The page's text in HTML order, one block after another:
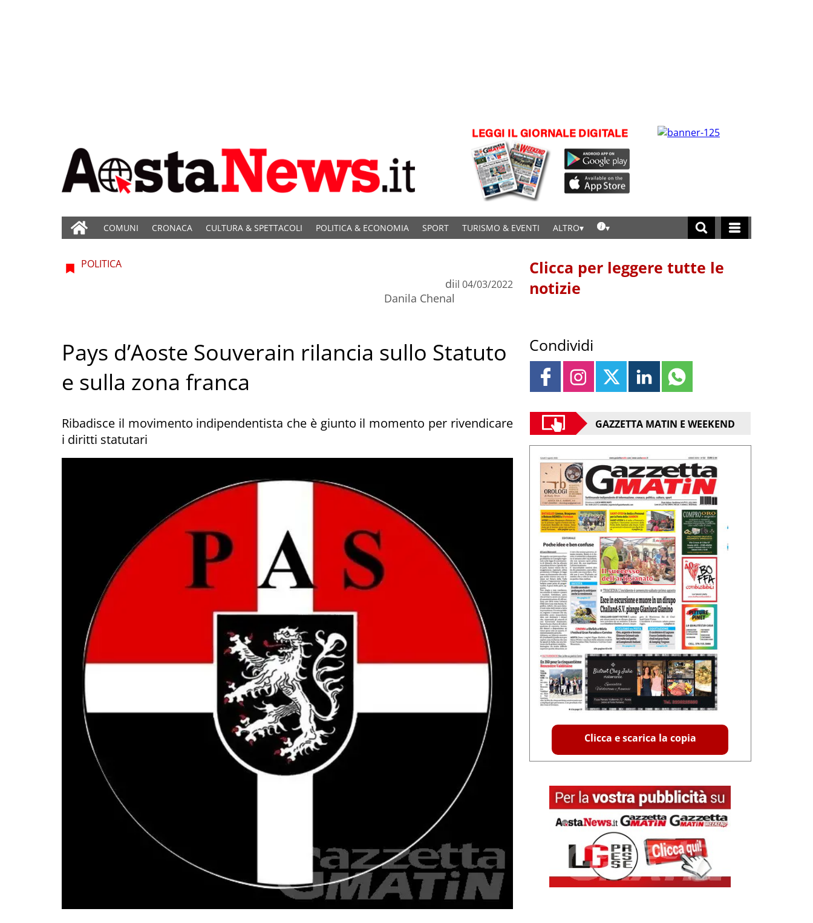
COMUNI CRONACA CULTURA & SPETTACOLI POLITICA & ECONOMIA SPORT TURISMO & EVENTI ALTRO
POLITICA
di
Danila Chenal
il 04/03/2022
Pays d’Aoste Souverain rilancia sullo Statuto
e sulla zona franca
Ribadisce il movimento indipendentista che è giunto il momento per rivendicare
i diritti statutari
Clicca per leggere tutte le
notizie
Condividi
GAZZETTA MATIN E WEEKEND
Clicca e scarica la copia